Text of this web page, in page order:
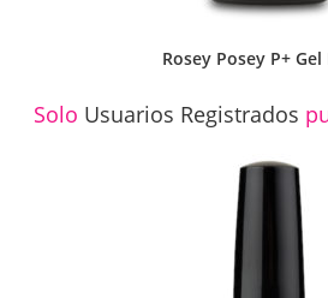
Rosey Posey P+
Solo Usuarios Registrados